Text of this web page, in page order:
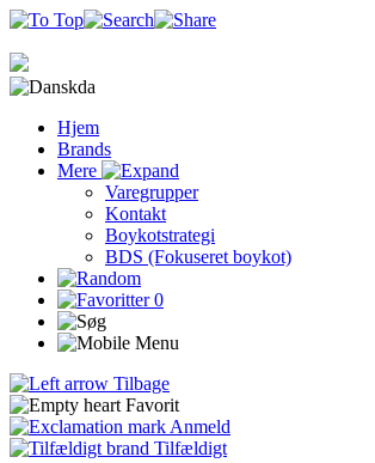
da
Hjem
Brands
Mere
Varegrupper
Kontakt
Boykotstrategi
BDS (Fokuseret boykot)
0
Tilbage
Favorit
Anmeld
Tilfældigt